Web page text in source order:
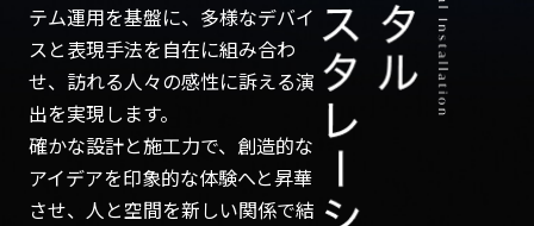
テム運用を基盤に、多様なデバイ
スと表現手法を自在に組み合わ
せ、訪れる人々の感性に訴える演
出を実現します。
確かな設計と施工力で、創造的な
アイデアを印象的な体験へと昇華
させ、人と空間を新しい関係で結